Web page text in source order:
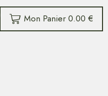
Mon Panier 0.00 €